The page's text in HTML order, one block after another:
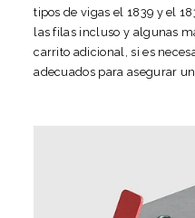
tipos de vigas el 1839 y el
las filas incluso y algunas
carrito adicional, si es
adecuados para asegurar